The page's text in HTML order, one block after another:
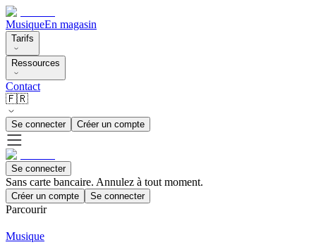
MusiqueEn magasin
Tarifs
Ressources
Contact
🇫🇷
Se connecter Créer un compte
Se connecter
Sans carte bancaire. Annulez à tout moment.
Créer un compte Se connecter
Parcourir
Musique